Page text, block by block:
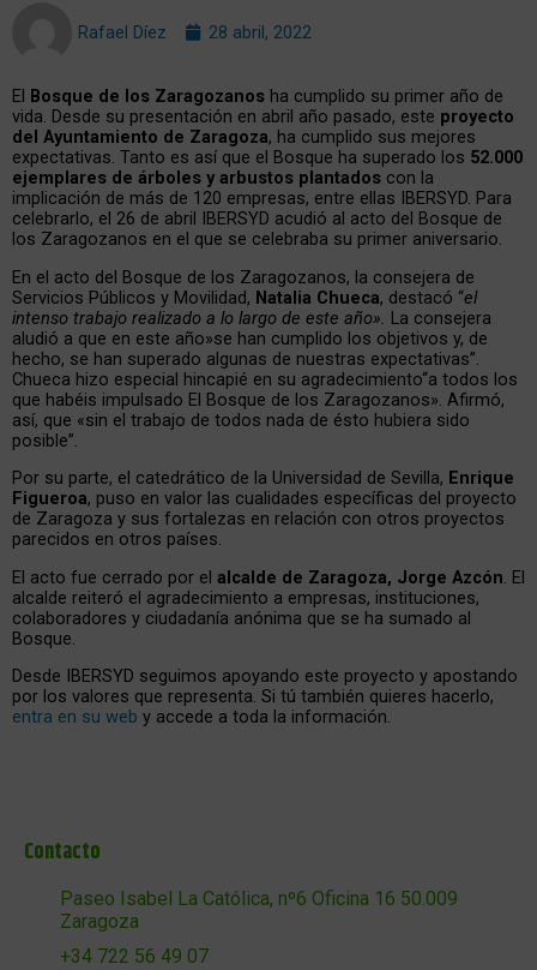
Rafael Díez 28 abril, 2022
El Bosque de los Zaragozanos ha cumplido su primer año de
vida. Desde su presentación en abril año pasado, este proyecto
del Ayuntamiento de Zaragoza, ha cumplido sus mejores
expectativas. Tanto es así que el Bosque ha superado los 52.000
ejemplares de árboles y arbustos plantados con la
implicación de más de 120 empresas, entre ellas IBERSYD. Para
celebrarlo, el 26 de abril IBERSYD acudió al acto del Bosque de
los Zaragozanos en el que se celebraba su primer aniversario.
En el acto del Bosque de los Zaragozanos, la consejera de
Servicios Públicos y Movilidad, Natalia Chueca, destacó “el
intenso trabajo realizado a lo largo de este año». La consejera
aludió a que en este año»se han cumplido los objetivos y, de
hecho, se han superado algunas de nuestras expectativas”.
Chueca hizo especial hincapié en su agradecimiento“a todos los
que habéis impulsado El Bosque de los Zaragozanos». Afirmó,
así, que «sin el trabajo de todos nada de ésto hubiera sido
posible”.
Por su parte, el catedrático de la Universidad de Sevilla, Enrique
Figueroa, puso en valor las cualidades específicas del proyecto
de Zaragoza y sus fortalezas en relación con otros proyectos
parecidos en otros países.
El acto fue cerrado por el alcalde de Zaragoza, Jorge Azcón. El
alcalde reiteró el agradecimiento a empresas, instituciones,
colaboradores y ciudadanía anónima que se ha sumado al
Bosque.
Desde IBERSYD seguimos apoyando este proyecto y apostando
por los valores que representa. Si tú también quieres hacerlo,
entra en su web y accede a toda la información.
Contacto
Paseo Isabel La Católica, nº6 Oficina 16 50.009
Zaragoza
+34 722 56 49 07